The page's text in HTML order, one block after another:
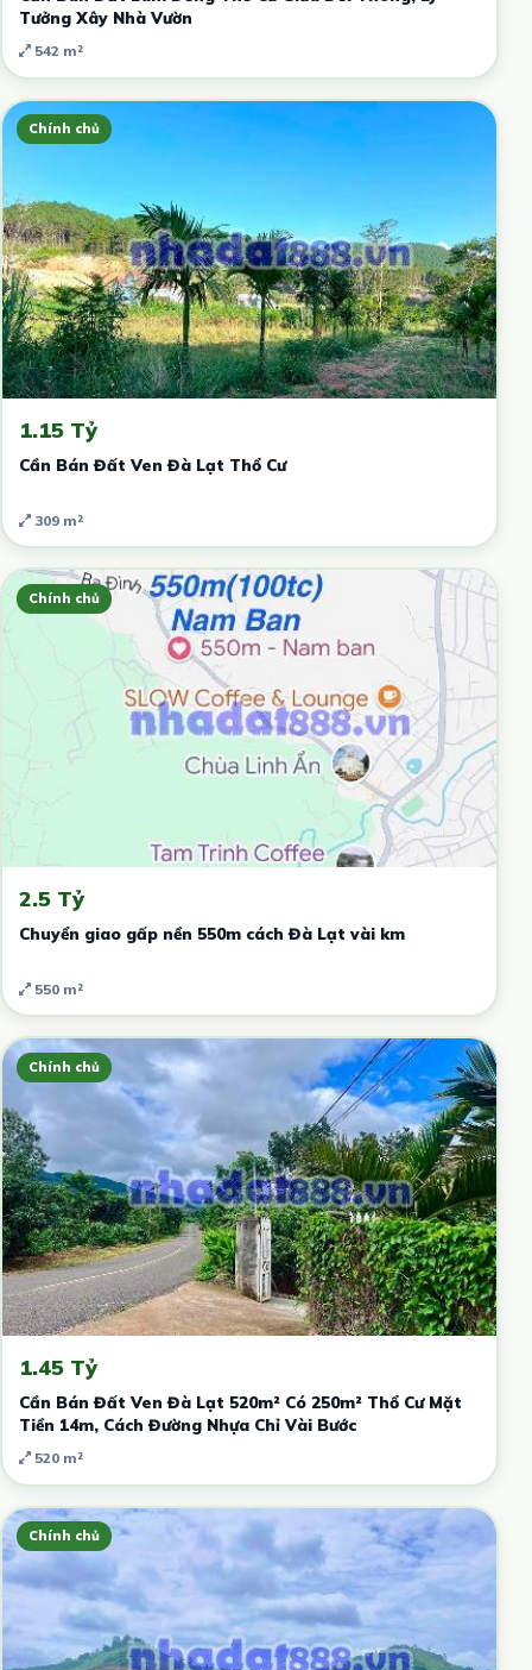
Tưởng Xây Nhà Vườn
542 m²
Chính chủ
1.15 Tỷ
Cần Bán Đất Ven Đà Lạt Thổ Cư
309 m²
Chính chủ
2.5 Tỷ
Chuyển giao gấp nền 550m cách Đà Lạt vài km
550 m²
Chính chủ
1.45 Tỷ
Cần Bán Đất Ven Đà Lạt 520m² Có 250m² Thổ Cư Mặt
Tiền 14m, Cách Đường Nhựa Chỉ Vài Bước
520 m²
Chính chủ